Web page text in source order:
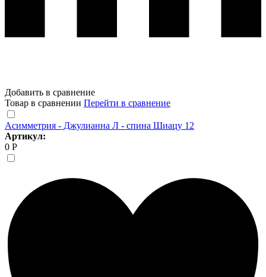
Добавить в сравнение
Товар в сравнении Перейти в сравнение
Асимметрия - Джулианна Л - спина Шиацу 12
Артикул:
0 Р